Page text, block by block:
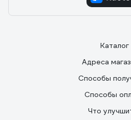
Каталог
Адреса
Способы
Способы
Что